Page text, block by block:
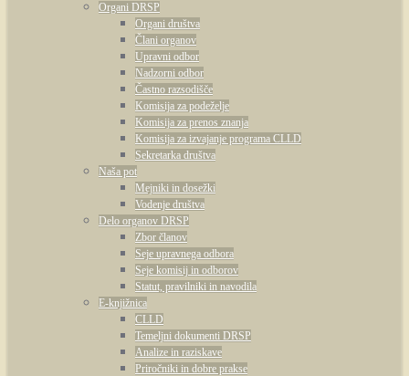
Organi DRSP
Organi društva
Člani organov
Upravni odbor
Nadzorni odbor
Častno razsodišče
Komisija za podeželje
Komisija za prenos znanja
Komisija za izvajanje programa CLLD
Sekretarka društva
Naša pot
Mejniki in dosežki
Vodenje društva
Delo organov DRSP
Zbor članov
Seje upravnega odbora
Seje komisij in odborov
Statut, pravilniki in navodila
E-knjižnica
CLLD
Temeljni dokumenti DRSP
Analize in raziskave
Priročniki in dobre prakse